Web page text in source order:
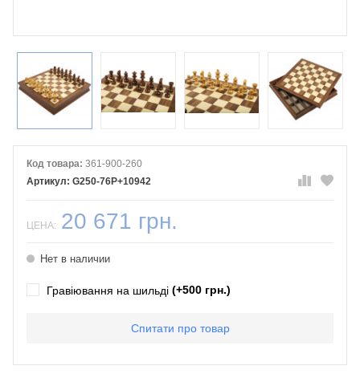
Код товара: 361-900-260
G250-76P+10942
ЦЕНА: 20 671 грн.
Нет в наличии
Гравіювання на шильді (+500 грн.)
Спитати про товар